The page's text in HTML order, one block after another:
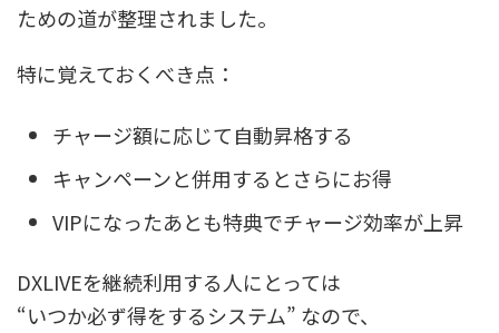
ための道が整理されました。
特に覚えておくべき点：
チャージ額に応じて自動昇格する
キャンペーンと併用するとさらにお得
VIPになったあとも特典でチャージ効率が上昇
DXLIVEを継続利用する人にとっては
“いつか必ず得をするシステム” なので、